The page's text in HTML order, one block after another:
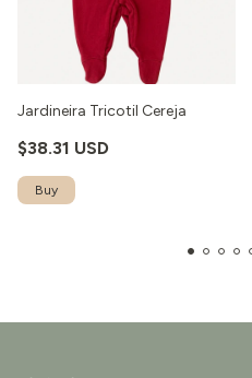
Jardineira Tricotil Cereja
$38.31 USD
Buy